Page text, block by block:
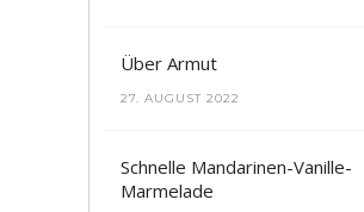
Über Armut
27. AUGUST 2022
Schnelle Mandarinen-Vanille-
Marmelade